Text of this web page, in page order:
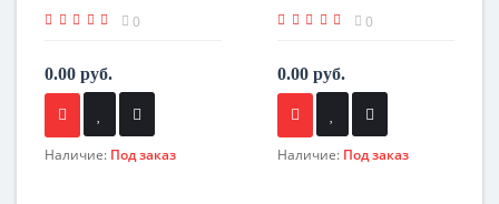
0
0.00 руб.
Наличие: Под заказ
0
0.00 руб.
Наличие: Под заказ